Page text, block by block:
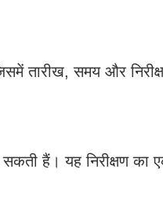
तारीख, समय और
हैं। यह निरीक्षण का